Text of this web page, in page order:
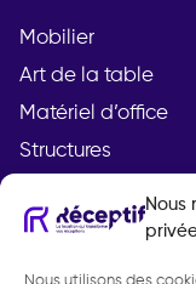
Nous
Mobilier
Art de la table
Matériel d’office
Structures
Compte